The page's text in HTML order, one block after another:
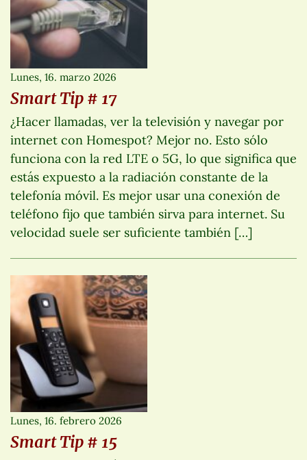
Lunes, 16. marzo 2026
Smart Tip # 17
¿Hacer llamadas, ver la televisión y navegar por
internet con Homespot? Mejor no. Esto sólo
funciona con la red LTE o 5G, lo que significa que
estás expuesto a la radiación constante de la
telefonía móvil. Es mejor usar una conexión de
teléfono fijo que también sirva para internet. Su
velocidad suele ser suficiente también […]
Lunes, 16. febrero 2026
Smart Tip # 15